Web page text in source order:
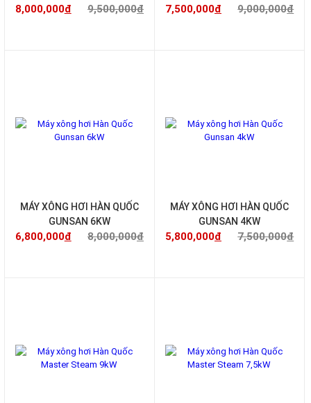
BẾP TỪ GIÁ RẺ
BẾP TỪ ĐƠN
BỒN TẮM
Bồn Tắm Đứng Vách Kính
Bồn Tắm Độc Lập
Bồn Tắm Massage
MÁY HÚT MÙI
MÁY HÚT MÙI GIÁ RẺ
8,000,000đ 9,500,000đ 7,500,000đ 9,000,000đ
MÁY XÔNG HƠI HÀN QUỐC
GUNSAN 6KW
6,800,000đ 8,000,000đ
MÁY XÔNG HƠI HÀN QUỐC
GUNSAN 4KW
5,800,000đ 7,500,000đ